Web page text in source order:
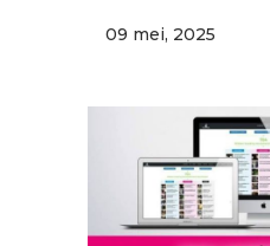
09 mei, 2025